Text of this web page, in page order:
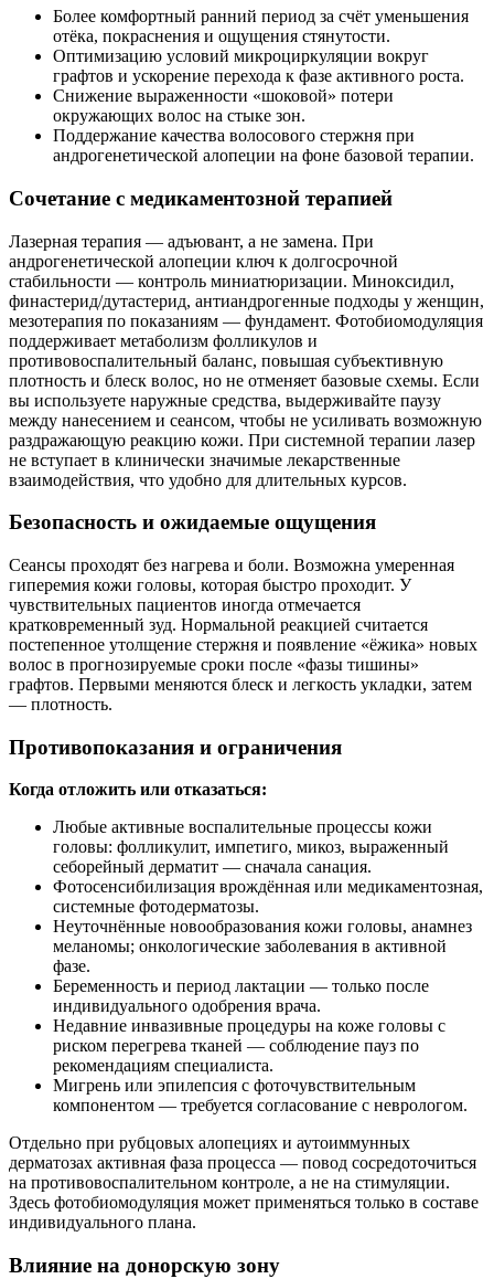
Более комфортный ранний период за счёт уменьшения
отёка, покраснения и ощущения стянутости.
Оптимизацию условий микроциркуляции вокруг
графтов и ускорение перехода к фазе активного роста.
Снижение выраженности «шоковой» потери
окружающих волос на стыке зон.
Поддержание качества волосового стержня при
андрогенетической алопеции на фоне базовой терапии.
Сочетание с медикаментозной терапией
Лазерная терапия — адъювант, а не замена. При
андрогенетической алопеции ключ к долгосрочной
стабильности — контроль миниатюризации. Миноксидил,
финастерид/дутастерид, антиандрогенные подходы у женщин,
мезотерапия по показаниям — фундамент. Фотобиомодуляция
поддерживает метаболизм фолликулов и
противовоспалительный баланс, повышая субъективную
плотность и блеск волос, но не отменяет базовые схемы. Если
вы используете наружные средства, выдерживайте паузу
между нанесением и сеансом, чтобы не усиливать возможную
раздражающую реакцию кожи. При системной терапии лазер
не вступает в клинически значимые лекарственные
взаимодействия, что удобно для длительных курсов.
Безопасность и ожидаемые ощущения
Сеансы проходят без нагрева и боли. Возможна умеренная
гиперемия кожи головы, которая быстро проходит. У
чувствительных пациентов иногда отмечается
кратковременный зуд. Нормальной реакцией считается
постепенное утолщение стержня и появление «ёжика» новых
волос в прогнозируемые сроки после «фазы тишины»
графтов. Первыми меняются блеск и легкость укладки, затем
— плотность.
Противопоказания и ограничения
Когда отложить или отказаться:
Любые активные воспалительные процессы кожи
головы: фолликулит, импетиго, микоз, выраженный
себорейный дерматит — сначала санация.
Фотосенсибилизация врождённая или медикаментозная,
системные фотодерматозы.
Неуточнённые новообразования кожи головы, анамнез
меланомы; онкологические заболевания в активной
фазе.
Беременность и период лактации — только после
индивидуального одобрения врача.
Недавние инвазивные процедуры на коже головы с
риском перегрева тканей — соблюдение пауз по
рекомендациям специалиста.
Мигрень или эпилепсия с фоточувствительным
компонентом — требуется согласование с неврологом.
Отдельно при рубцовых алопециях и аутоиммунных
дерматозах активная фаза процесса — повод сосредоточиться
на противовоспалительном контроле, а не на стимуляции.
Здесь фотобиомодуляция может применяться только в составе
индивидуального плана.
Влияние на донорскую зону